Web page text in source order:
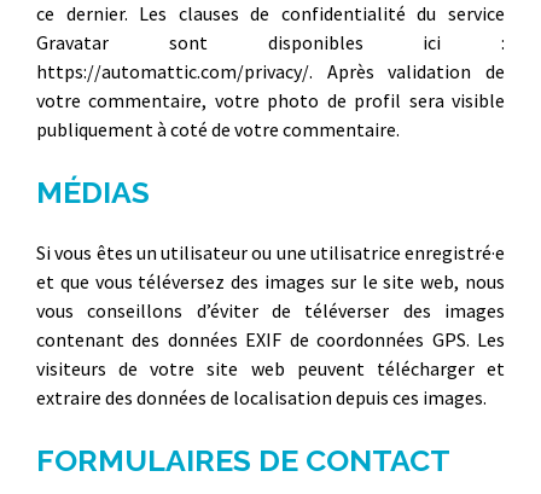
ce dernier. Les clauses de confidentialité du service
Gravatar sont disponibles ici :
https://automattic.com/privacy/. Après validation de
votre commentaire, votre photo de profil sera visible
publiquement à coté de votre commentaire.
MÉDIAS
Si vous êtes un utilisateur ou une utilisatrice enregistré·e
et que vous téléversez des images sur le site web, nous
vous conseillons d’éviter de téléverser des images
contenant des données EXIF de coordonnées GPS. Les
visiteurs de votre site web peuvent télécharger et
extraire des données de localisation depuis ces images.
FORMULAIRES DE CONTACT